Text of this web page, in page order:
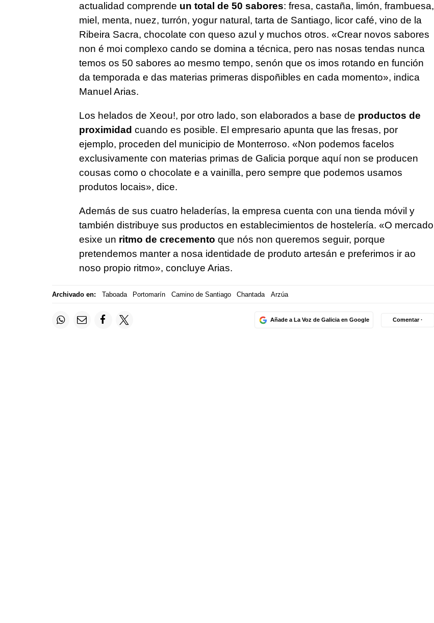
actualidad comprende un total de 50 sabores: fresa, castaña, limón, frambuesa,
miel, menta, nuez, turrón, yogur natural, tarta de Santiago, licor café, vino de la
Ribeira Sacra, chocolate con queso azul y muchos otros. «Crear novos sabores
non é moi complexo cando se domina a técnica, pero nas nosas tendas nunca
temos os 50 sabores ao mesmo tempo, senón que os imos rotando en función
da temporada e das materias primeras dispoñibles en cada momento», indica
Manuel Arias.
Los helados de Xeou!, por otro lado, son elaborados a base de productos de
proximidad cuando es posible. El empresario apunta que las fresas, por
ejemplo, proceden del municipio de Monterroso. «Non podemos facelos
exclusivamente con materias primas de Galicia porque aquí non se producen
cousas como o chocolate e a vainilla, pero sempre que podemos usamos
produtos locais», dice.
Además de sus cuatro heladerías, la empresa cuenta con una tienda móvil y
también distribuye sus productos en establecimientos de hostelería. «O mercado
esixe un ritmo de crecemento que nós non queremos seguir, porque
pretendemos manter a nosa identidade de produto artesán e preferimos ir ao
noso propio ritmo», concluye Arias.
Archivado en: Taboada Portomarín Camino de Santiago Chantada Arzúa
Añade a La Voz de Galicia en Google Comentar ·